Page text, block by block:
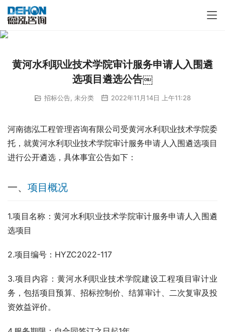
黄河水利职业技术学院审计服务申请人入围遴
选项目遴选公告￼
招标公告 未分类 2022年11月14日 上午11:28
河南德泓工程管理咨询有限公司受黄河水利职业技术学院委
托，就黄河水利职业技术学院审计服务申请人入围遴选项目
进行公开遴选，具体事宜公告如下：
一、 项目概况
1.项目名称：黄河水利职业技术学院审计服务申请人入围遴
选项目
2.项目编号：HYZC2022-117
3.项目内容：黄河水利职业技术学院建设工程项目审计业
务，包括项目预算、招标控制价、结算审计、二次复审及投
资效益评价。